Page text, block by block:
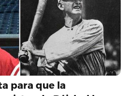
para que la